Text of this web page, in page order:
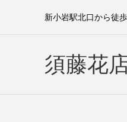
新小岩駅北口から徒
須藤花